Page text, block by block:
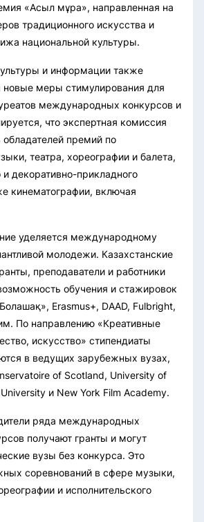
«Асыл мұра», направленная на
традиционного искусства и
национальной культуры.
и информации также
новые меры стимулирования для
международных конкурсов и
что экспертная комиссия
обладателей премий по
театра, хореографии и балета,
и декоративно-прикладного
кинематографии, включая
уделяется международному
молодежи. Казахстанские
преподаватели и работники
обучения и стажировок
Erasmus+, DAAD, Fulbright,
По направлению «Креативные
искусство» стипендиаты
в ведущих зарубежных вузах,
of Scotland, University of
и New York Film Academy.
ряда международных
получают гранты и могут
вузы без конкурса. Это
соревнований в сфере музыки,
и исполнительского